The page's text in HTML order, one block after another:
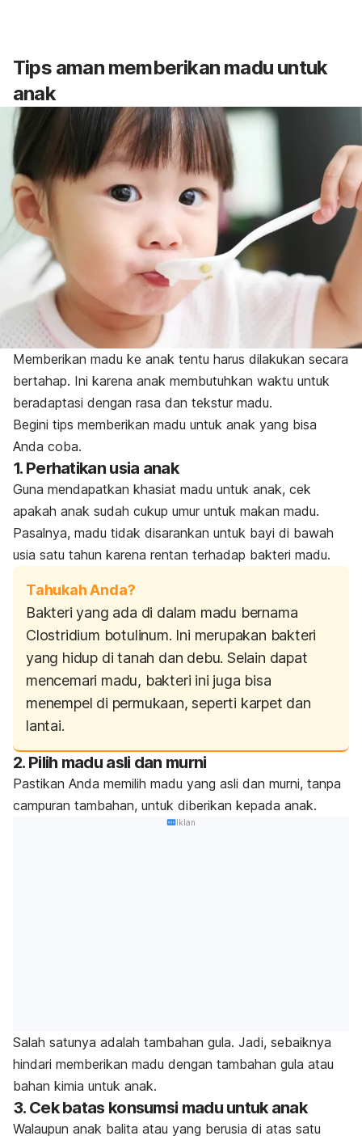
Tips aman memberikan madu untuk
anak
Memberikan madu ke anak tentu harus dilakukan secara
bertahap. Ini karena anak membutuhkan waktu untuk
beradaptasi dengan rasa dan tekstur madu.
Begini tips memberikan madu untuk anak yang bisa
Anda coba.
1. Perhatikan usia anak
Guna mendapatkan khasiat madu untuk anak, cek
apakah anak sudah cukup umur untuk makan madu.
Pasalnya, madu tidak disarankan untuk bayi di bawah
usia satu tahun karena rentan terhadap bakteri madu.
Tahukah Anda?
Bakteri yang ada di dalam madu bernama
Clostridium botulinum. Ini merupakan bakteri
yang hidup di tanah dan debu. Selain dapat
mencemari madu, bakteri ini juga bisa
menempel di permukaan, seperti karpet dan
lantai.
2. Pilih madu asli dan murni
Pastikan Anda memilih madu yang asli dan murni, tanpa
campuran tambahan, untuk diberikan kepada anak.
Iklan
Salah satunya adalah tambahan gula. Jadi, sebaiknya
hindari memberikan madu dengan tambahan gula atau
bahan kimia untuk anak.
3. Cek batas konsumsi madu untuk anak
Walaupun anak balita atau yang berusia di atas satu